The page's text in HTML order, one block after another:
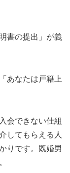
書の提出」が義
あなたは戸籍上
会できない仕組
してもらえる人
りです。既婚男